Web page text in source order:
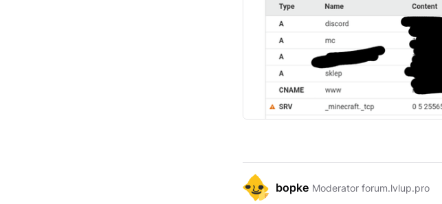
bopke Moderator forum.lvlup.pro